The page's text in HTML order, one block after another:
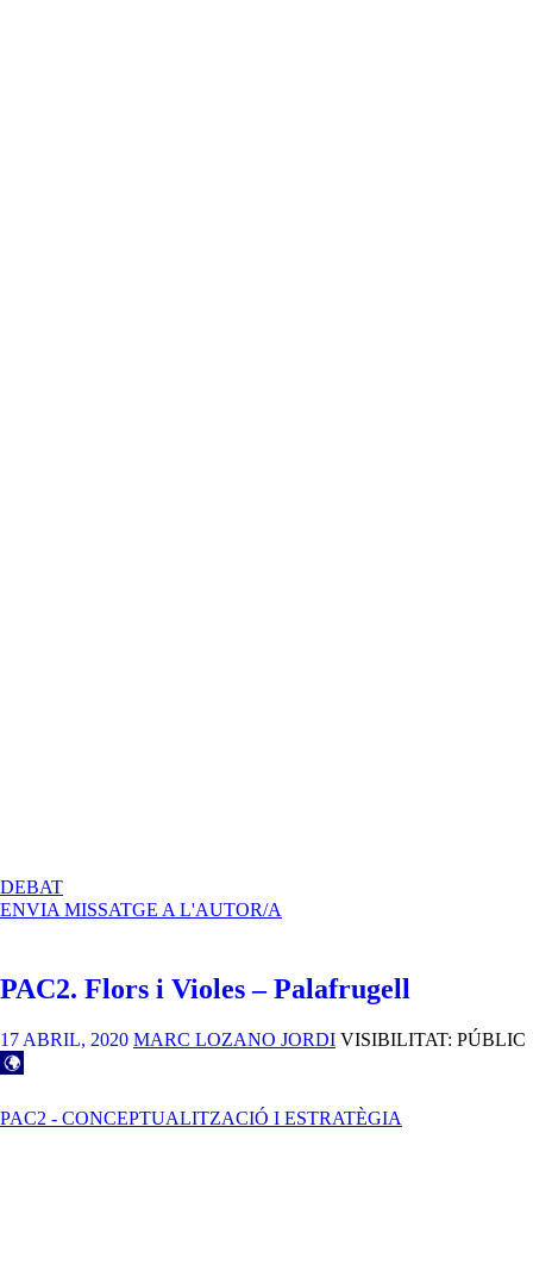
DEBATA
PAC3
SISTEMA
ENVIA MISSATGE A L'AUTOR/A
PAC2. Flors i Violes – Palafrugell
17 ABRIL, 2020 MARC LOZANO JORDI VISIBILITAT: PÚBLIC
PAC2 - CONCEPTUALITZACIÓ I ESTRATÈGIA